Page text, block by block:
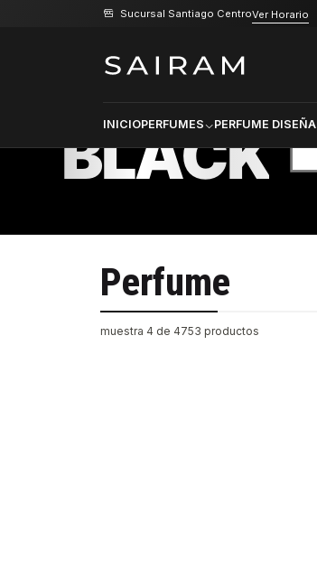
INICIOPERFUMES PERFUME
Sucursal Santiago CentroVer Horario
Inicio Perfume
BLACK
Perfume
muestra 4 de 4753 productos